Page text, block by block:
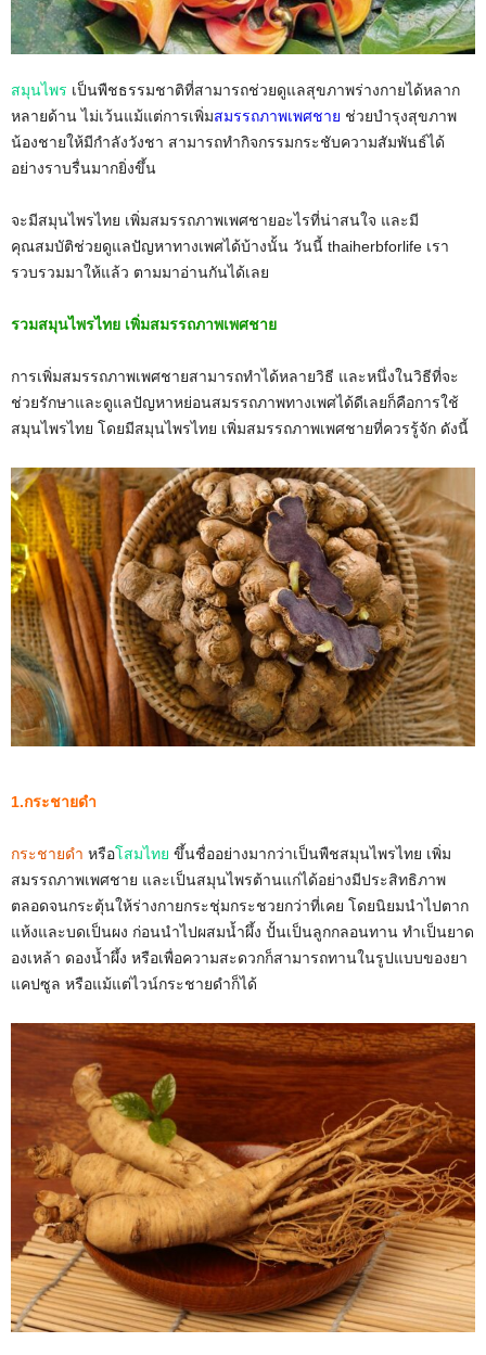
สมุนไพร เป็นพืชธรรมชาติที่สามารถช่วยดูแลสุขภาพร่างกายได้หลาก
หลายด้าน ไม่เว้นแม้แต่การเพิ่มสมรรถภาพเพศชาย ช่วยบำรุงสุขภาพ
น้องชายให้มีกำลังวังชา สามารถทำกิจกรรมกระชับความสัมพันธ์ได้
อย่างราบรื่นมากยิ่งขึ้น
จะมีสมุนไพรไทย เพิ่มสมรรถภาพเพศชายอะไรที่น่าสนใจ และมี
คุณสมบัติช่วยดูแลปัญหาทางเพศได้บ้างนั้น วันนี้ thaiherbforlife เรา
รวบรวมมาให้แล้ว ตามมาอ่านกันได้เลย
รวมสมุนไพรไทย เพิ่มสมรรถภาพเพศชาย
การเพิ่มสมรรถภาพเพศชายสามารถทำได้หลายวิธี และหนึ่งในวิธีที่จะ
ช่วยรักษาและดูแลปัญหาหย่อนสมรรถภาพทางเพศได้ดีเลยก็คือการใช้
สมุนไพรไทย โดยมีสมุนไพรไทย เพิ่มสมรรถภาพเพศชายที่ควรรู้จัก ดังนี้
1.กระชายดำ
กระชายดำ หรือโสมไทย ขึ้นชื่ออย่างมากว่าเป็นพืชสมุนไพรไทย เพิ่ม
สมรรถภาพเพศชาย และเป็นสมุนไพรต้านแก่ได้อย่างมีประสิทธิภาพ
ตลอดจนกระตุ้นให้ร่างกายกระชุ่มกระชวยกว่าที่เคย โดยนิยมนำไปตาก
แห้งและบดเป็นผง ก่อนนำไปผสมน้ำผึ้ง ปั้นเป็นลูกกลอนทาน ทำเป็นยาด
องเหล้า ดองน้ำผึ้ง หรือเพื่อความสะดวกก็สามารถทานในรูปแบบของยา
แคปซูล หรือแม้แต่ไวน์กระชายดำก็ได้